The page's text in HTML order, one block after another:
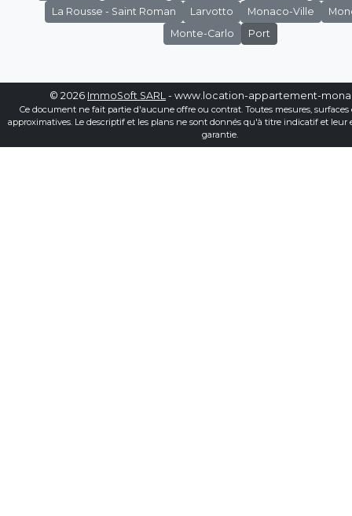
La Rousse - Saint Roman
Larvotto Monaco-Ville
Monte-Carlo
Port
© 2026 ImmoSoft SARL - www.location-appartement-
Ce document ne fait partie d'aucune offre ou contrat. Toutes mesures, surfaces
approximatives. Le descriptif et les plans ne sont donnés qu'à titre indicatif et leur
garantie.